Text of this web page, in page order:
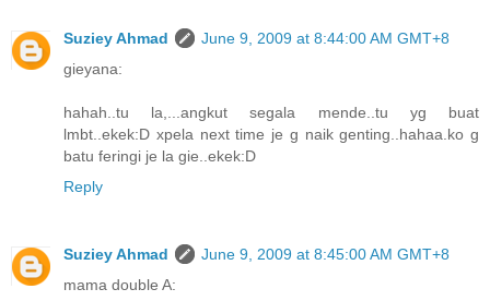
Suziey Ahmad
June 9, 2009 at 8:44:00 AM GMT+8
gieyana:
hahah..tu la,...angkut segala mende..tu yg buat
lmbt..ekek:D xpela next time je g naik genting..hahaa.ko g
batu feringi je la gie..ekek:D
Reply
Suziey Ahmad
June 9, 2009 at 8:45:00 AM GMT+8
mama double A: